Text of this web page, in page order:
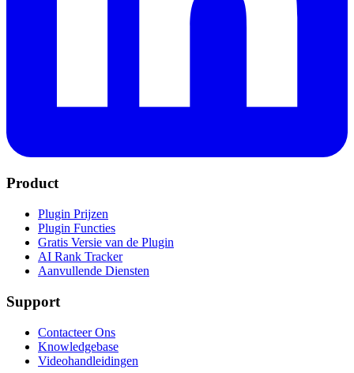
Product
Plugin Prijzen
Plugin Functies
Gratis Versie van de Plugin
AI Rank Tracker
Aanvullende Diensten
Support
Contacteer Ons
Knowledgebase
Videohandleidingen